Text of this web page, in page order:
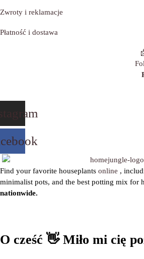
Zwroty i reklamacje
Płatność i dostawa
Find your favorite houseplants online ,
minimalist pots, and the best potting mix for
nationwide.
O cześć 👋 Miło mi cię